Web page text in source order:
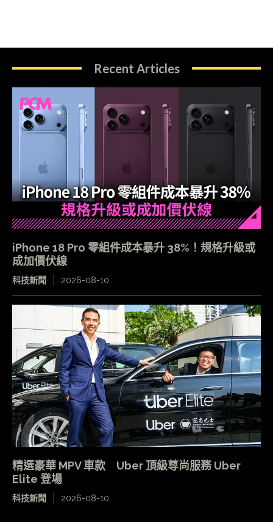
Recent Articles
iPhone 18 Pro 零組件成本暴升 38%！規格升級或
成加價伏線
科技新聞 2026-08-10
精選豪華 MPV 車款 Uber 頂級尊尚服務 Uber
Elite 登場
科技新聞 2026-08-10